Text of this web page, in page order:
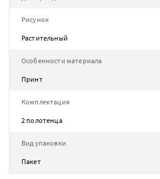
Рисунок
Растительный
Особенности материала
Принт
Комплектация
2 полотенца
Вид упаковки
Пакет